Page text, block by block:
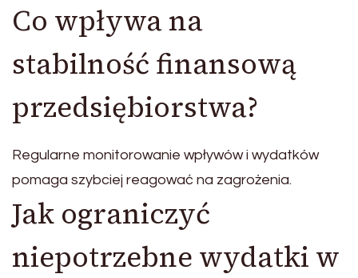
Co wpływa na
stabilność finansową
przedsiębiorstwa?
Regularne monitorowanie wpływów i wydatków
pomaga szybciej reagować na zagrożenia.
Jak ograniczyć
niepotrzebne wydatki w